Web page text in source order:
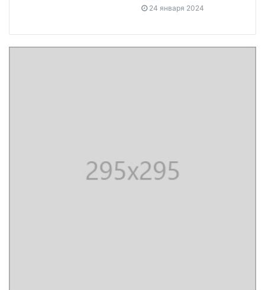
24 января 2024